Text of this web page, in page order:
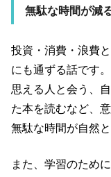
無駄な時間が減
投資・消費・浪費
にも通ずる話です
思える人と会う、
た本を読むなど、
無駄な時間が自然
また、学習のため